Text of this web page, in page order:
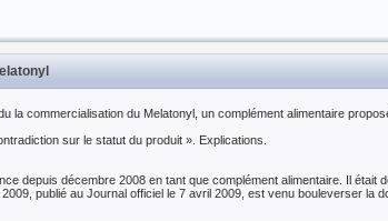
la commercialisation du Melatonyl, un complément alimentaire
sur le statut du produit ». Explications.
depuis décembre 2008 en tant que complément alimentaire. Il était
publié au Journal officiel le 7 avril 2009, est venu bouleverser la